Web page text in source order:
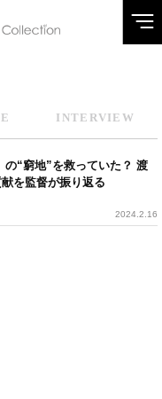
INTERVIEW
“窮地”を救っていた？ 渡
を監督が振り返る
2024.2.16